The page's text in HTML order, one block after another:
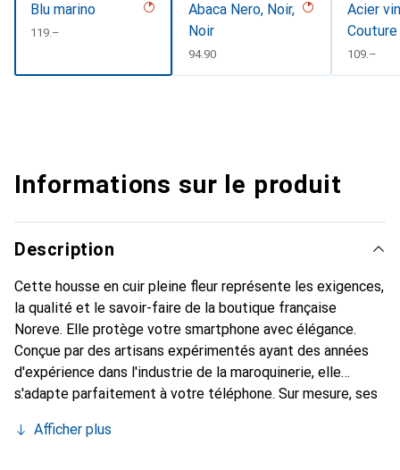
Blu marino
CHF
119.–
Abaca Nero, Noir,
Noir
CHF
94.90
Acier
Couture
CHF
109.–
Informations sur le produit
Description
Cette housse en cuir pleine fleur représente les exigences,
la qualité et le savoir-faire de la boutique française
Noreve. Elle protège votre smartphone avec élégance.
Conçue par des artisans expérimentés ayant des années
d'expérience dans l'industrie de la maroquinerie, elle
s'adapte parfaitement à votre téléphone. Sur mesure, ses
peau. Elle devient l'accessoire chic et indispensable pour
Afficher plus